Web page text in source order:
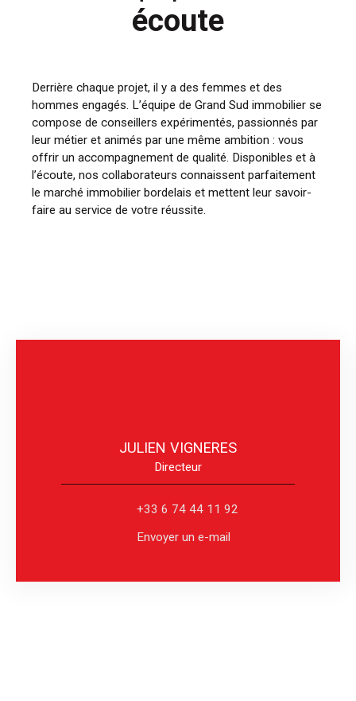
écoute
Derrière chaque projet, il y a des femmes et des
hommes engagés. L’équipe de Grand Sud immobilier se
compose de conseillers expérimentés, passionnés par
leur métier et animés par une même ambition : vous
offrir un accompagnement de qualité. Disponibles et à
l’écoute, nos collaborateurs connaissent parfaitement
le marché immobilier bordelais et mettent leur savoir-
faire au service de votre réussite.
JULIEN VIGNERES
Directeur
+33 6 74 44 11 92
Envoyer un e-mail